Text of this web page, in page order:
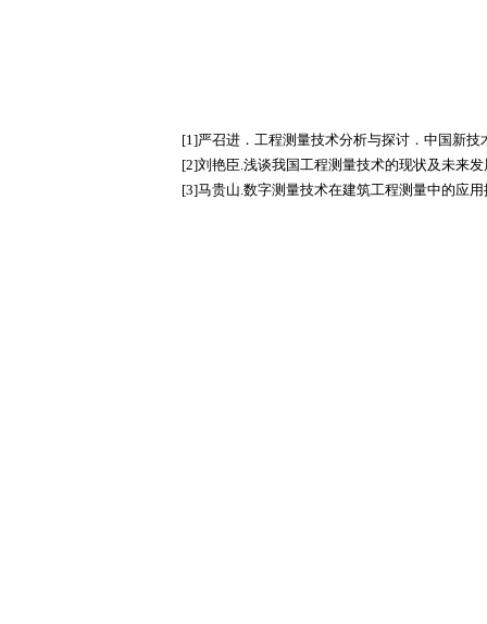
[1]严召进．工程测量技术分析与探讨．中国新
[2]刘艳臣.浅谈我国工程测量技术的现状及未来
[3]马贵山.数字测量技术在建筑工程测量中的应